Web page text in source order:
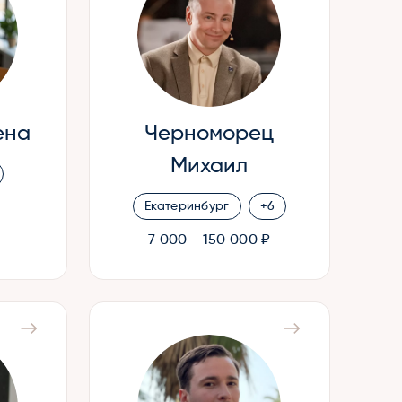
Черноморец
Михаил
Екатеринбург +6
7 000 - 150 000 ₽